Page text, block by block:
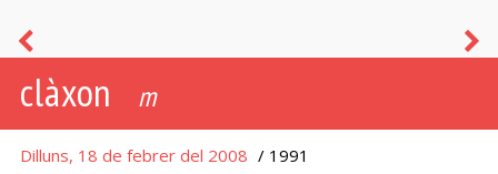
clàxon m
Dilluns, 18 de febrer del 2008 / 1991
dònut